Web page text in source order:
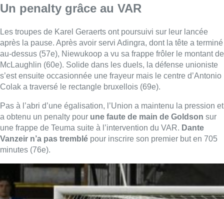
Un penalty grâce au VAR
Les troupes de Karel Geraerts ont poursuivi sur leur lancée
après la pause. Après avoir servi Adingra, dont la tête a terminé
au-dessus (57e), Niewukoop a vu sa frappe frôler le montant de
McLaughlin (60e). Solide dans les duels, la défense unioniste
s’est ensuite occasionnée une frayeur mais le centre d’Antonio
Colak a traversé le rectangle bruxellois (69e).
Pas à l’abri d’une égalisation, l’Union a maintenu la pression et
a obtenu un penalty pour une faute de main de Goldson sur
une frappe de Teuma suite à l’intervention du VAR. Dante
Vanzeir n’a pas tremblé pour inscrire son premier but en 705
minutes (76e).